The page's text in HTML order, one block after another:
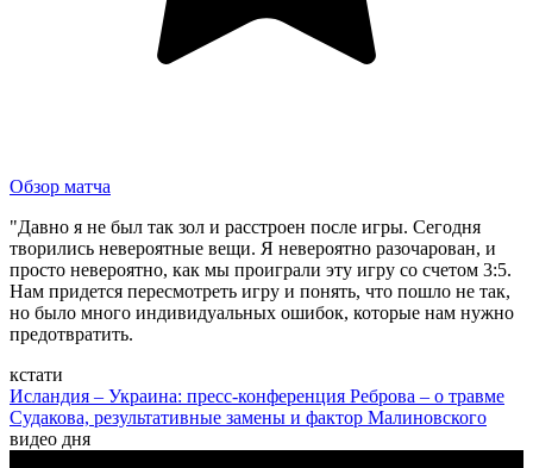
Обзор матча
"Давно я не был так зол и расстроен после игры. Сегодня
творились невероятные вещи. Я невероятно разочарован, и
просто невероятно, как мы проиграли эту игру со счетом 3:5.
Нам придется пересмотреть игру и понять, что пошло не так,
но было много индивидуальных ошибок, которые нам нужно
предотвратить.
кстати
Исландия – Украина: пресс-конференция Реброва – о травме
Судакова, результативные замены и фактор Малиновского
видео дня